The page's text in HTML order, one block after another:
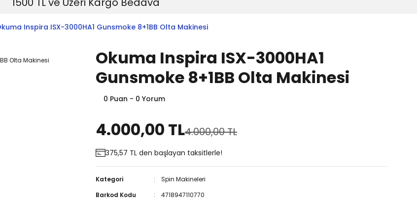
Inspira ISX-3000HA1 Gunsmoke 8+1BB Olta Makinesi
Okuma Inspira ISX-3000HA1
Gunsmoke 8+1BB Olta Makinesi
0 Puan - 0 Yorum
4.000,00 TL4.000,00 TL
375,57 TL den başlayan taksitlerle!
Kategori
Spin Makineleri
Barkod Kodu
4718947110770